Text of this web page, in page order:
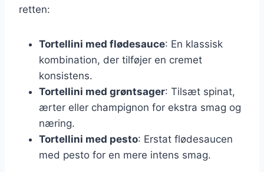
retten:
Tortellini med flødesauce: En klassisk
kombination, der tilføjer en cremet
konsistens.
Tortellini med grøntsager: Tilsæt spinat,
ærter eller champignon for ekstra smag og
næring.
Tortellini med pesto: Erstat flødesaucen
med pesto for en mere intens smag.